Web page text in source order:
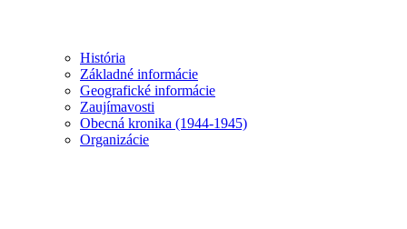
História
Základné informácie
Geografické informácie
Zaujímavosti
Obecná kronika (1944-1945)
Organizácie